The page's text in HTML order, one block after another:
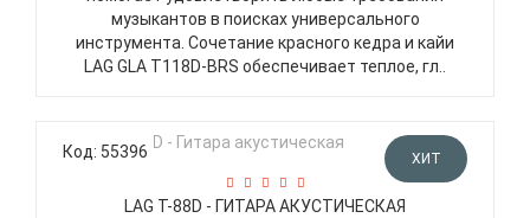
музыкантов в поисках универсального
инструмента. Сочетание красного кедра и кайи
LAG GLA T118D-BRS обеспечивает теплое, гл..
Код: 55396 ХИТ
LAG T-88D - ГИТАРА АКУСТИЧЕСКАЯ